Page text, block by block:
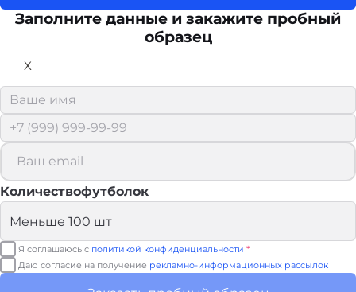
Заполните данные и закажите пробный
образец
X
Количествофутболок
Я соглашаюсь с политикой конфиденциальности *
Даю согласие на получение рекламно-информационных рассылок